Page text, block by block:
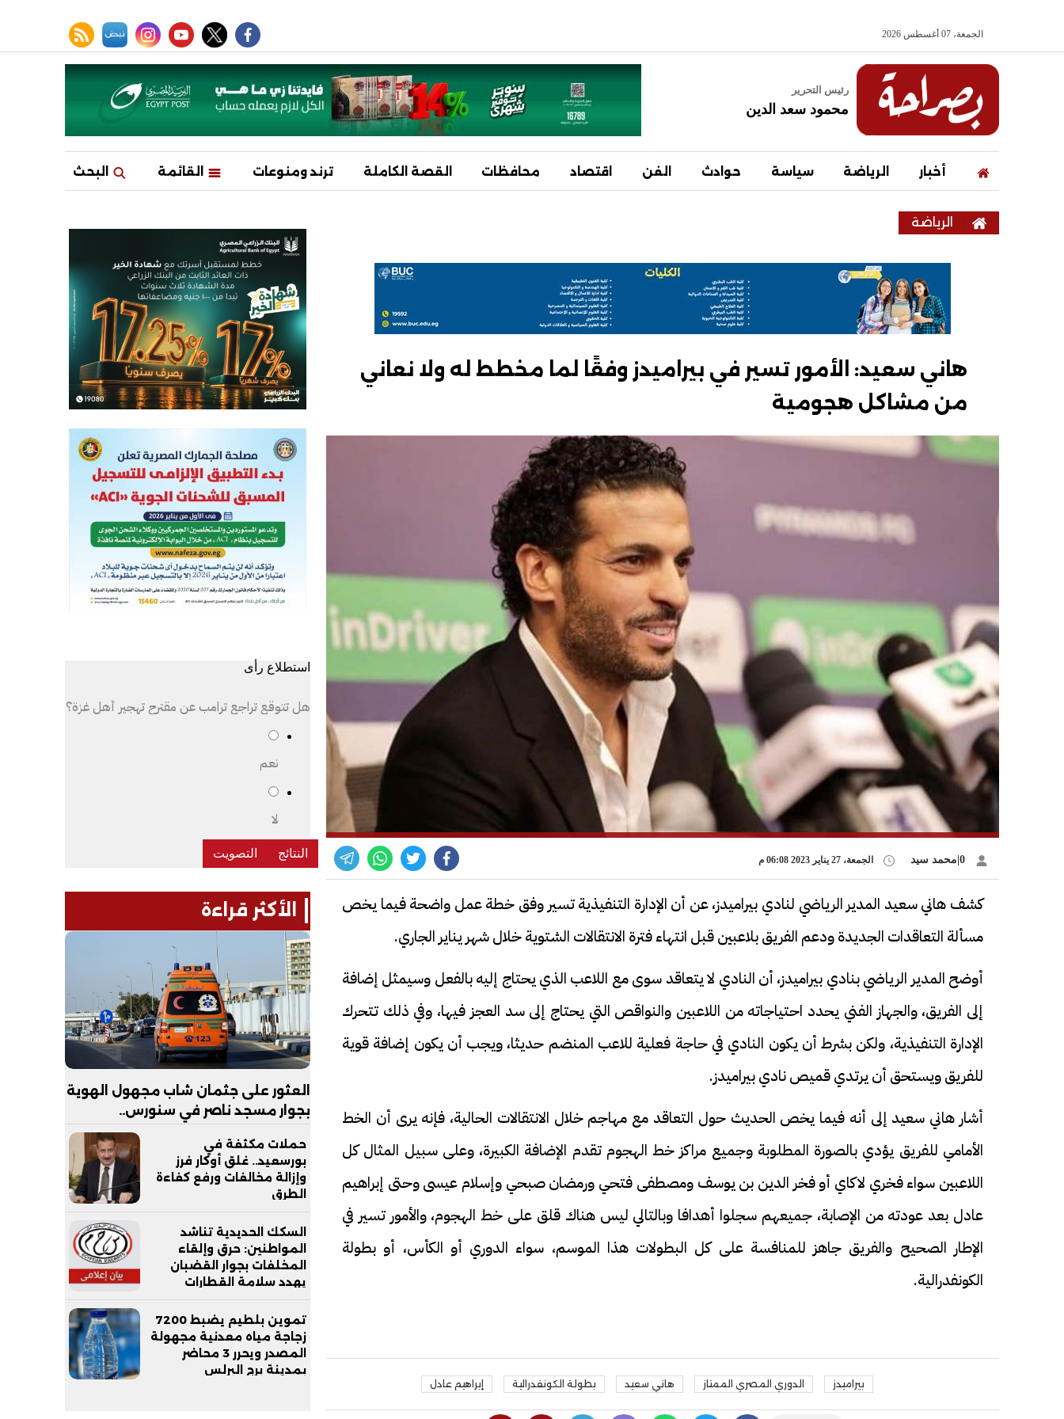
الجمعة، 07 أغسطس 2026
facebook
twitter
youtube
instagram
نبض rss feed
رئيس التحرير
محمود سعد الدين
أخبار الرياضة سياسة حوادث الفن اقتصاد محافظات القصة الكاملة ترند ومنوعات القائمة البحث
الرياضة
هاني سعيد: الأمور تسير في بيراميدز وفقًا لما مخطط له ولا نعاني
من مشاكل هجومية
الجمعة، 27 يناير 2023 06:08 م
كشف هاني سعيد المدير الرياضي لنادي بيراميدز، عن أن الإدارة التنفيذية تسير وفق خطة عمل واضحة فيما يخص
مسألة التعاقدات الجديدة ودعم الفريق بلاعبين قبل انتهاء فترة الانتقالات الشتوية خلال شهر يناير الجاري.
أوضح المدير الرياضي بنادي بيراميدز، أن النادي لا يتعاقد سوى مع اللاعب الذي يحتاج إليه بالفعل وسيمثل إضافة
إلى الفريق، والجهاز الفني يحدد احتياجاته من اللاعبين والنواقص التي يحتاج إلى سد العجز فيها، وفي ذلك تتحرك
الإدارة التنفيذية، ولكن بشرط أن يكون النادي في حاجة فعلية للاعب المنضم حديثا، ويجب أن يكون إضافة قوية
للفريق ويستحق أن يرتدي قميص نادي بيراميدز.
أشار هاني سعيد إلى أنه فيما يخص الحديث حول التعاقد مع مهاجم خلال الانتقالات الحالية، فإنه يرى أن الخط
الأمامي للفريق يؤدي بالصورة المطلوبة وجميع مراكز خط الهجوم تقدم الإضافة الكبيرة، وعلى سبيل المثال كل
اللاعبين سواء فخري لاكاي أو فخر الدين بن يوسف ومصطفى فتحي ورمضان صبحي وإسلام عيسى وحتى إبراهيم
عادل بعد عودته من الإصابة، جميعهم سجلوا أهدافا وبالتالي ليس هناك قلق على خط الهجوم، والأمور تسير في
الإطار الصحيح والفريق جاهز للمنافسة على كل البطولات هذا الموسم، سواء الدوري أو الكأس، أو بطولة
الكونفدرالية.
بيراميدز الدوري المصري الممتاز هاني سعيد بطولة الكونفدرالية إبراهيم عادل
استطلاع رأى
هل تتوقع تراجع ترامب عن مقترح تهجير أهل غزة؟
نعم
لا
الأكثر قراءة
العثور على جثمان شاب مجهول الهوية
بجوار مسجد ناصر في سنورس..
والتحقيقات تكشف ملابسات الواقعة
حملات مكثفة في
بورسعيد.. غلق أوكار فرز
وإزالة مخالفات ورفع كفاءة
الطرق
السكك الحديدية تناشد
المواطنين: حرق وإلقاء
المخلفات بجوار القضبان
يهدد سلامة القطارات
والركاب
تموين بلطيم يضبط 7200
زجاجة مياه معدنية مجهولة
المصدر ويحرر 3 محاضر
بمدينة برج البرلس